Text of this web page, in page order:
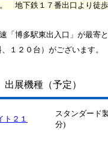
地下鉄１７番出口より徒歩
「博多駅東出入口」が最寄と
１２０台）がございます。
出展機種（予定）
ト２１
スタンダード
分)